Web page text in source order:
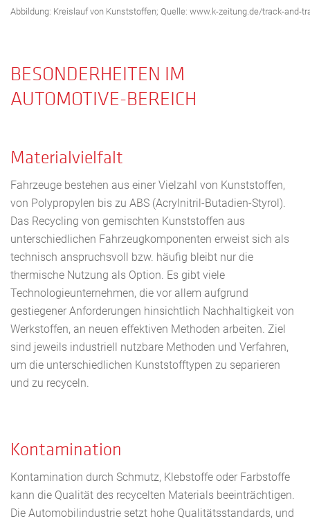
Abbildung: Kreislauf von Kunststoffen; Quelle: www.k-zeitung.de/track-and-
BESONDERHEITEN IM
AUTOMOTIVE-BEREICH
Materialvielfalt
Fahrzeuge bestehen aus einer Vielzahl von Kunststoffen,
von Polypropylen bis zu ABS (Acrylnitril-Butadien-Styrol).
Das Recycling von gemischten Kunststoffen aus
unterschiedlichen Fahrzeugkomponenten erweist sich als
technisch anspruchsvoll bzw. häufig bleibt nur die
thermische Nutzung als Option. Es gibt viele
Technologieunternehmen, die vor allem aufgrund
gestiegener Anforderungen hinsichtlich Nachhaltigkeit von
Werkstoffen, an neuen effektiven Methoden arbeiten. Ziel
sind jeweils industriell nutzbare Methoden und Verfahren,
um die unterschiedlichen Kunststofftypen zu separieren
und zu recyceln.
Kontamination
Kontamination durch Schmutz, Klebstoffe oder Farbstoffe
kann die Qualität des recycelten Materials beeinträchtigen.
Die Automobilindustrie setzt hohe Qualitätsstandards, und